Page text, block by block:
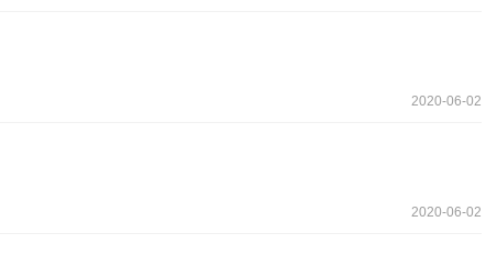
2020-06-02
2020-06-02